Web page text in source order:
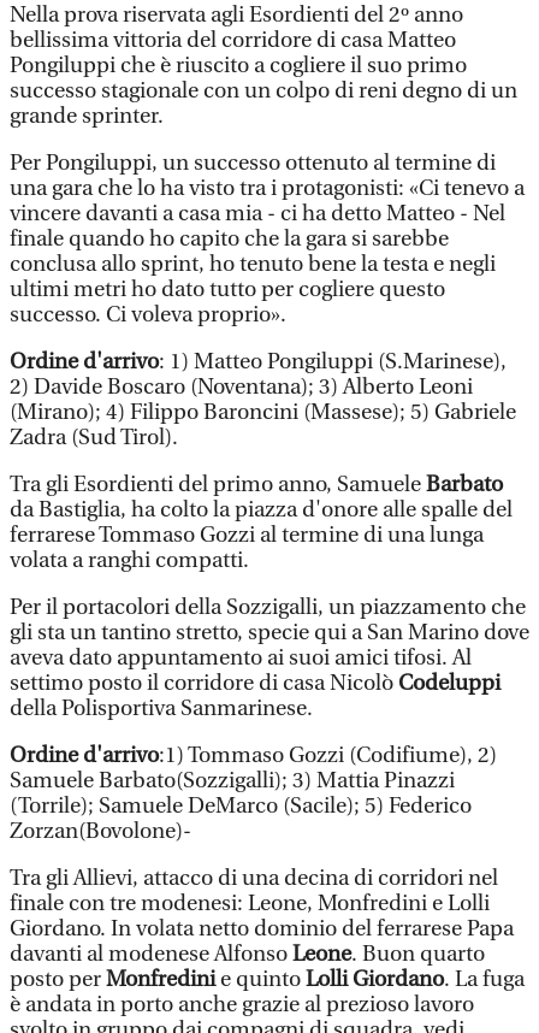
Nella prova riservata agli Esordienti del 2º anno
bellissima vittoria del corridore di casa Matteo
Pongiluppi che è riuscito a cogliere il suo primo
successo stagionale con un colpo di reni degno di un
grande sprinter.
Per Pongiluppi, un successo ottenuto al termine di
una gara che lo ha visto tra i protagonisti: «Ci tenevo a
vincere davanti a casa mia - ci ha detto Matteo - Nel
finale quando ho capito che la gara si sarebbe
conclusa allo sprint, ho tenuto bene la testa e negli
ultimi metri ho dato tutto per cogliere questo
successo. Ci voleva proprio».
Ordine d'arrivo: 1) Matteo Pongiluppi (S.Marinese),
2) Davide Boscaro (Noventana); 3) Alberto Leoni
(Mirano); 4) Filippo Baroncini (Massese); 5) Gabriele
Zadra (Sud Tirol).
Tra gli Esordienti del primo anno, SamueleBarbato
da Bastiglia, ha colto la piazza d'onore alle spalle del
ferrarese Tommaso Gozzi al termine di una lunga
volata a ranghi compatti.
Per il portacolori della Sozzigalli, un piazzamento che
gli sta un tantino stretto, specie qui a San Marino dove
aveva dato appuntamento ai suoi amici tifosi. Al
settimo posto il corridore di casa Nicolò Codeluppi
della Polisportiva Sanmarinese.
Ordine d'arrivo:1) Tommaso Gozzi (Codifiume), 2)
Samuele Barbato(Sozzigalli); 3) Mattia Pinazzi
(Torrile); Samuele DeMarco (Sacile); 5) Federico
Zorzan(Bovolone)-
Tra gli Allievi, attacco di una decina di corridori nel
finale con tre modenesi: Leone, Monfredini e Lolli
Giordano. In volata netto dominio del ferrarese Papa
davanti al modenese AlfonsoLeone. Buon quarto
posto perMonfredinie quintoLolli Giordano. La fuga
è andata in porto anche grazie al prezioso lavoro